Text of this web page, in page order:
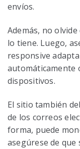
envíos.
Además, no
lo tiene. Luego,
responsive
automáticamente
dispositivos.
El sitio también
de los correos
forma, puede
asegúrese de